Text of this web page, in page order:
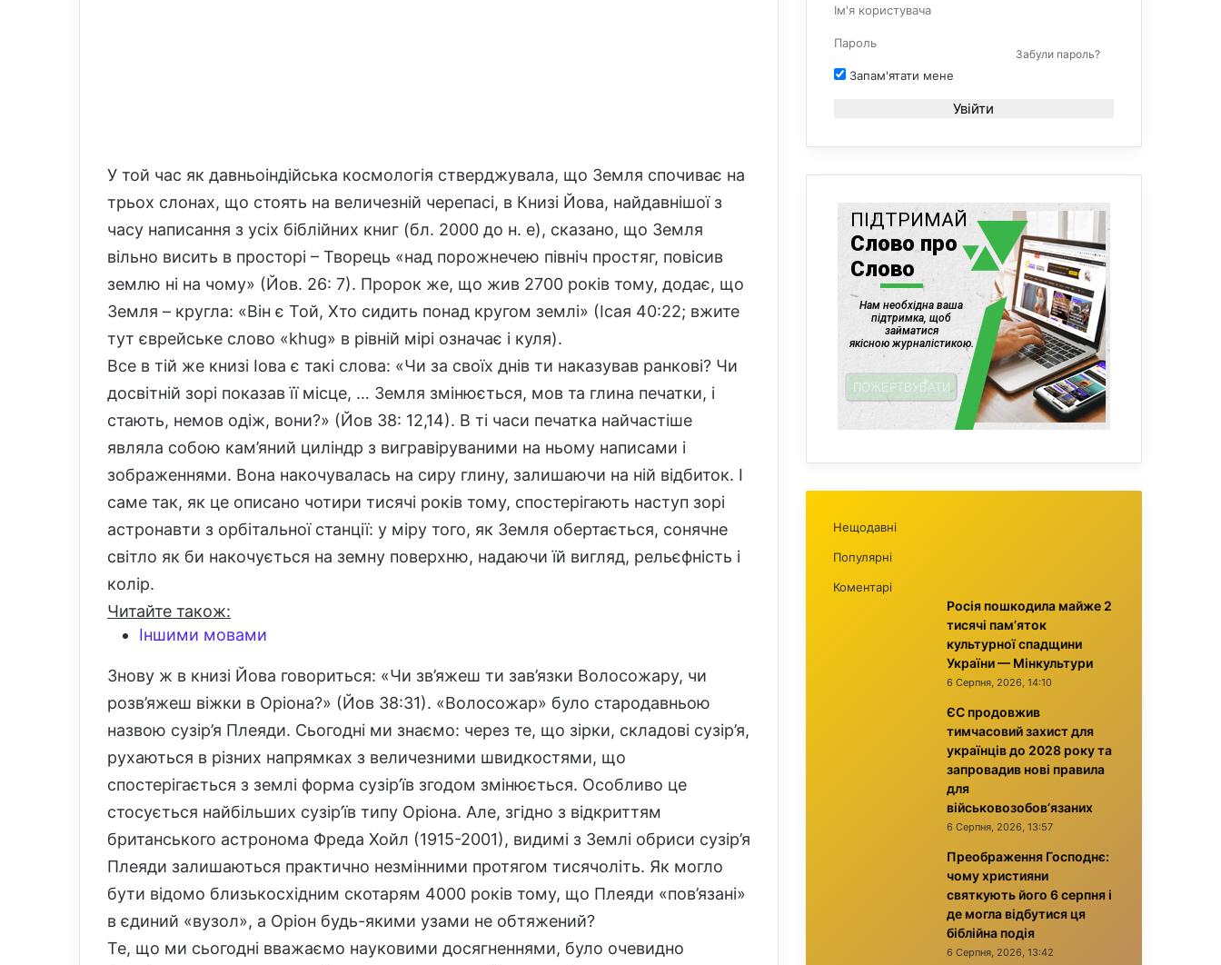
У той час як давньоіндійська космологія стверджувала, що Земля спочиває на
трьох слонах, що стоять на величезній черепасі, в Книзі Йова, найдавнішої з
часу написання з усіх біблійних книг (бл. 2000 до н. е), сказано, що Земля
вільно висить в просторі – Творець «над порожнечею північ простяг, повісив
землю ні на чому» (Йов. 26: 7). Пророк же, що жив 2700 років тому, додає, що
Земля – ​​кругла: «Він є Той, Хто сидить понад кругом землі» (Ісая 40:22; вжите
тут єврейське слово «khug» в рівній мірі означає і куля).
Все в тій же книзі Іова є такі слова: «Чи за своїх днів ти наказував ранкові? Чи
досвітній зорі показав її місце, … Земля змінюється, мов та глина печатки, і
стають, немов одіж, вони?» (Йов 38: 12,14). В ті часи печатка найчастіше
являла собою кам’яний циліндр з вигравіруваними на ньому написами і
зображеннями. Вона накочувалась на сиру глину, залишаючи на ній відбиток. І
саме так, як це описано чотири тисячі років тому, спостерігають наступ зорі
астронавти з орбітальної станції: у міру того, як Земля обертається, сонячне
світло як би накочується на земну поверхню, надаючи їй вигляд, рельєфність і
колір.
Читайте також:
Іншими мовами
Знову ж в книзі Йова говориться: «Чи зв’яжеш ти зав’язки Волосожару, чи
розв’яжеш віжки в Оріона?» (Йов 38:31). «Волосожар» було стародавньою
назвою сузір’я Плеяди. Сьогодні ми знаємо: через те, що зірки, складові сузір’я,
рухаються в різних напрямках з величезними швидкостями, що
спостерігається з землі форма сузір’їв згодом змінюється. Особливо це
стосується найбільших сузір’їв типу Оріона. Але, згідно з відкриттям
британського астронома Фреда Хойл (1915-2001), видимі з Землі обриси сузір’я
Плеяди залишаються практично незмінними протягом тисячоліть. Як могло
бути відомо близькосхідним скотарям 4000 років тому, що Плеяди «пов’язані»
в єдиний «вузол», а Оріон будь-якими узами не обтяжений?
Те, що ми сьогодні вважаємо науковими досягненнями, було очевидно
Забули пароль?
Запам'ятати мене
Увійти
Нещодавні
Популярні
Коментарі
Росія пошкодила майже 2
тисячі пам’яток
культурної спадщини
України — Мінкультури
6 Серпня, 2026, 14:10
ЄС продовжив
тимчасовий захист для
українців до 2028 року та
запровадив нові правила
для
військовозобов’язаних
6 Серпня, 2026, 13:57
Преображення Господнє:
чому християни
святкують його 6 серпня і
де могла відбутися ця
біблійна подія
6 Серпня, 2026, 13:42